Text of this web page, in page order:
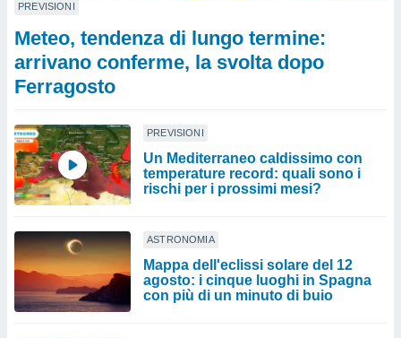
PREVISIONI
Meteo, tendenza di lungo termine:
arrivano conferme, la svolta dopo
Ferragosto
PREVISIONI
Un Mediterraneo caldissimo con
temperature record: quali sono i
rischi per i prossimi mesi?
ASTRONOMIA
Mappa dell'eclissi solare del 12
agosto: i cinque luoghi in Spagna
con più di un minuto di buio